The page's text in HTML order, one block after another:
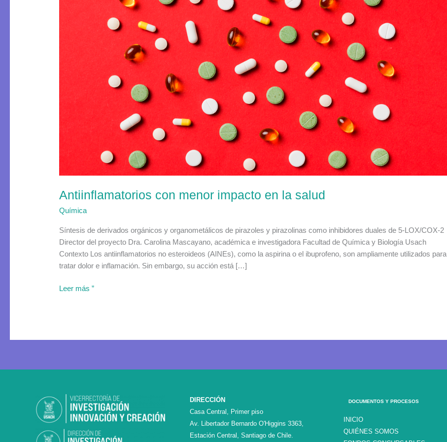
Antiinflamatorios con menor impacto en la salud
Química
Síntesis de derivados orgánicos y organometálicos de pirazoles y pirazolinas como inhibidores duales de 5-LOX/COX-2
Director del proyecto Dra. Carolina Mascayano, académica e investigadora Facultad de Química y Biología Usach
Contexto Los antiinflamatorios no esteroideos (AINEs), como la aspirina o el ibuprofeno, son ampliamente utilizados para
tratar dolor e inflamación. Sin embargo, su acción está […]
Leer más ”
DIRECCIÓN
Casa Central, Primer piso
Av. Libertador Bernardo O'Higgins 3363,
Estación Central, Santiago de Chile.
DOCUMENTOS Y PROCESOS
INICIO
QUIÉNES SOMOS